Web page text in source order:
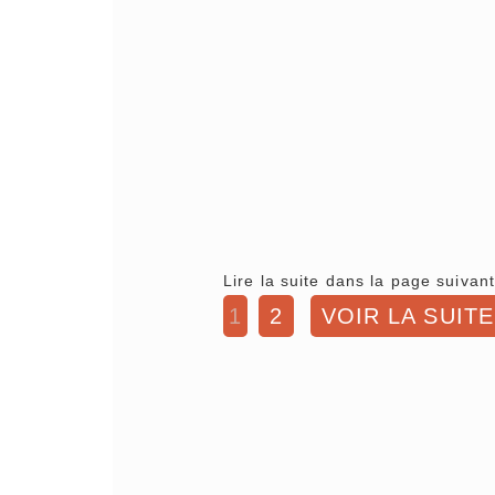
Lire la suite dans la page
1 2 VOIR LA SUITE